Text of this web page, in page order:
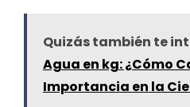
Quizás también te
Agua en kg: ¿Cómo
Importancia en la